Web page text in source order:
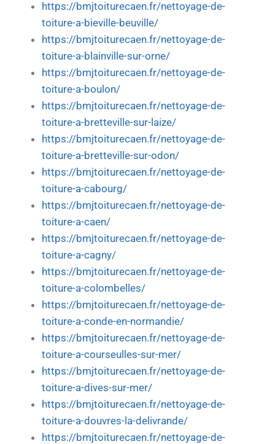
https://bmjtoiturecaen.fr/nettoyage-de-
toiture-a-bieville-beuville/
https://bmjtoiturecaen.fr/nettoyage-de-
toiture-a-blainville-sur-orne/
https://bmjtoiturecaen.fr/nettoyage-de-
toiture-a-boulon/
https://bmjtoiturecaen.fr/nettoyage-de-
toiture-a-bretteville-sur-laize/
https://bmjtoiturecaen.fr/nettoyage-de-
toiture-a-bretteville-sur-odon/
https://bmjtoiturecaen.fr/nettoyage-de-
toiture-a-cabourg/
https://bmjtoiturecaen.fr/nettoyage-de-
toiture-a-caen/
https://bmjtoiturecaen.fr/nettoyage-de-
toiture-a-cagny/
https://bmjtoiturecaen.fr/nettoyage-de-
toiture-a-colombelles/
https://bmjtoiturecaen.fr/nettoyage-de-
toiture-a-conde-en-normandie/
https://bmjtoiturecaen.fr/nettoyage-de-
toiture-a-courseulles-sur-mer/
https://bmjtoiturecaen.fr/nettoyage-de-
toiture-a-dives-sur-mer/
https://bmjtoiturecaen.fr/nettoyage-de-
toiture-a-douvres-la-delivrande/
https://bmjtoiturecaen.fr/nettoyage-de-